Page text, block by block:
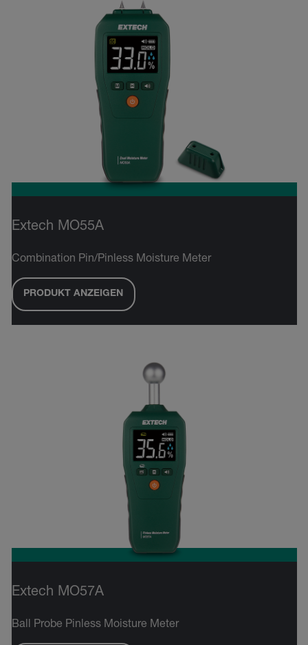
Extech MO55A
Combination Pin/Pinless Moisture Meter
PRODUKT ANZEIGEN
Extech MO57A
Ball Probe Pinless Moisture Meter